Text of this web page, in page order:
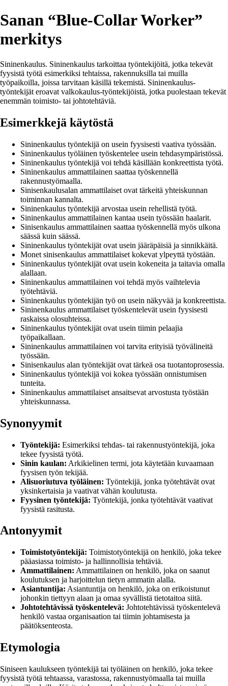
Sanan “Blue-Collar Worker”
merkitys
Sininenkaulus. Sininenkaulus tarkoittaa työntekijöitä, jotka tekevät
fyysistä työtä esimerkiksi tehtaissa, rakennuksilla tai muilla
työpaikoilla, joissa tarvitaan käsillä tekemistä. Sininenkaulus-
työntekijät eroavat valkokaulus-työntekijöistä, jotka puolestaan tekevät
enemmän toimisto- tai johtotehtäviä.
Esimerkkejä käytöstä
Sininenkaulus työntekijä on usein fyysisesti vaativa työssään.
Sininenkaulus työläinen työskentelee usein tehdasympäristössä.
Sininenkaulus työntekijä voi tehdä käsillään konkreettista työtä.
Sininenkaulus ammattilainen saattaa työskennellä
rakennustyömaalla.
Sinisenkaulusalan ammattilaiset ovat tärkeitä yhteiskunnan
toiminnan kannalta.
Sininenkaulus työntekijä arvostaa usein rehellistä työtä.
Sininenkaulus ammattilainen kantaa usein työssään haalarit.
Sinisenkaulus ammattilainen saattaa työskennellä myös ulkona
säässä kuin säässä.
Sininenkaulus työntekijät ovat usein jääräpäisiä ja sinnikkäitä.
Monet sinisenkaulus ammattilaiset kokevat ylpeyttä työstään.
Sininenkaulus työntekijät ovat usein kokeneita ja taitavia omalla
alallaan.
Sininenkaulus ammattilainen voi tehdä myös vaihtelevia
työtehtäviä.
Sininenkaulus työntekijän työ on usein näkyvää ja konkreettista.
Sininenkaulus ammattilaiset työskentelevät usein fyysisesti
raskaissa olosuhteissa.
Sininenkaulus työntekijät ovat usein tiimin pelaajia
työpaikallaan.
Sininenkaulus ammattilainen voi tarvita erityisiä työvälineitä
työssään.
Sinisenkaulus alan työntekijät ovat tärkeä osa tuotantoprosessia.
Sininenkaulus työntekijä voi kokea työssään onnistumisen
tunteita.
Sininenkaulus ammattilaiset ansaitsevat arvostusta työstään
yhteiskunnassa.
Synonyymit
Työntekijä: Esimerkiksi tehdas- tai rakennustyöntekijä, joka
tekee fyysistä työtä.
Sinin kaulan: Arkikielinen termi, jota käytetään kuvaamaan
fyysisen työn tekijää.
Alisuoriutuva työläinen: Työntekijä, jonka työtehtävät ovat
yksinkertaisia ja vaativat vähän koulutusta.
Fyysinen työntekijä: Työntekijä, jonka työtehtävät vaativat
fyysistä rasitusta.
Antonyymit
Toimistotyöntekijä: Toimistotyöntekijä on henkilö, joka tekee
pääasiassa toimisto- ja hallinnollisia tehtäviä.
Ammattilainen: Ammattilainen on henkilö, joka on saanut
koulutuksen ja harjoittelun tietyn ammatin alalla.
Asiantuntija: Asiantuntija on henkilö, joka on erikoistunut
johonkin tiettyyn alaan ja omaa syvällistä tietotaitoa siitä.
Johtotehtävissä työskentelevä: Johtotehtävissä työskentelevä
henkilö vastaa organisaation tai tiimin johtamisesta ja
päätöksenteosta.
Etymologia
Siniseen kaulukseen työntekijä tai työläinen on henkilö, joka tekee
fyysistä työtä tehtaassa, varastossa, rakennustyömaalla tai muilla